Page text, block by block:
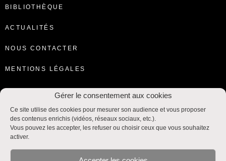
Gérer le consentement aux cookies
Ce site utilise des cookies pour mesurer son audience et vous proposer
des contenus enrichis (vidéos, réseaux sociaux, etc.).
Vous pouvez les accepter, les refuser ou choisir ceux que vous souhaitez
activer.
BIBLIOTHÈQUE
ACTUALITÉS
NOUS CONTACTER
MENTIONS LÉGALES